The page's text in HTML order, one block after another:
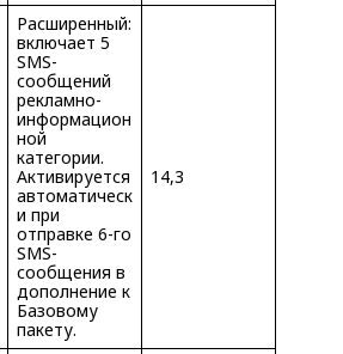
Расширенный:
включает 5
SMS-
сообщений
рекламно-
информацион
ной
категории.
Активируется
автоматическ
и при
отправке 6-го
SMS-
сообщения в
дополнение к
Базовому
пакету.
14,3